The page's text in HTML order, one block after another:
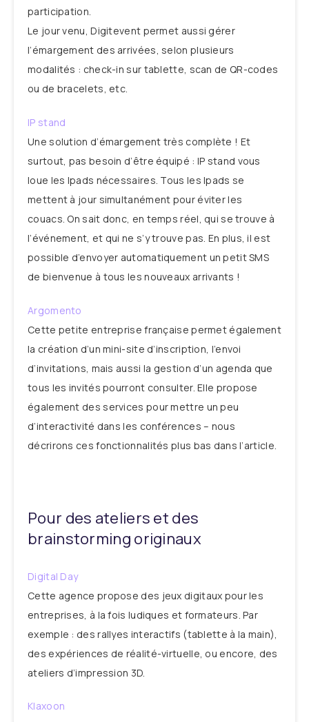
participation.
Le jour venu, Digitevent permet aussi gérer
l’émargement des arrivées, selon plusieurs
modalités : check-in sur tablette, scan de QR-codes
ou de bracelets, etc.
IP stand
Une solution d’émargement très complète ! Et
surtout, pas besoin d’être équipé : IP stand vous
loue les Ipads nécessaires. Tous les Ipads se
mettent à jour simultanément pour éviter les
couacs. On sait donc, en temps réel, qui se trouve à
l’événement, et qui ne s’y trouve pas. En plus, il est
possible d’envoyer automatiquement un petit SMS
de bienvenue à tous les nouveaux arrivants !
Argomento
Cette petite entreprise française permet également
la création d’un mini-site d’inscription, l’envoi
d’invitations, mais aussi la gestion d’un agenda que
tous les invités pourront consulter. Elle propose
également des services pour mettre un peu
d’interactivité dans les conférences – nous
décrirons ces fonctionnalités plus bas dans l’article.
Pour des ateliers et des
brainstorming originaux
Digital Day
Cette agence propose des jeux digitaux pour les
entreprises, à la fois ludiques et formateurs. Par
exemple : des rallyes interactifs (tablette à la main),
des expériences de réalité-virtuelle, ou encore, des
ateliers d’impression 3D.
Klaxoon